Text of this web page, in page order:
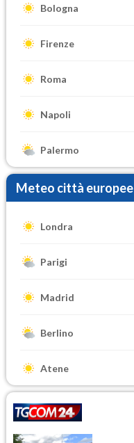
Bologna
Firenze
Roma
Napoli
Palermo
Meteo città europee
Londra
Parigi
Madrid
Berlino
Atene